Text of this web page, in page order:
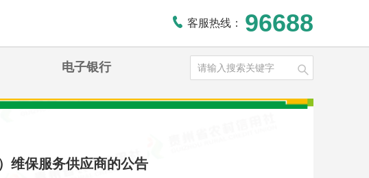
客服热线： 96688
电子银行
维保服务供应商的公告